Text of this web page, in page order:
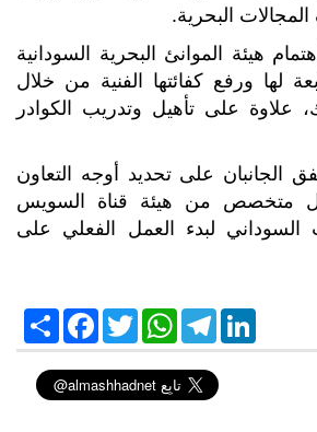
البحرية.
هيئة الموانئ البحرية السودانية
لها ورفع كفائتها الفنية من خلال
علاوة على تأهيل وتدريب الكوادر
الجانبان على تحديد أوجه التعاون
متخصص من هيئة قناة السويس
السوداني لبدء العمل الفعلي على
S
h
a
r
e
F
a
c
e
b
o
T
w
i
t
t
e
W
h
a
t
s
A
T
e
l
e
g
r
L
i
n